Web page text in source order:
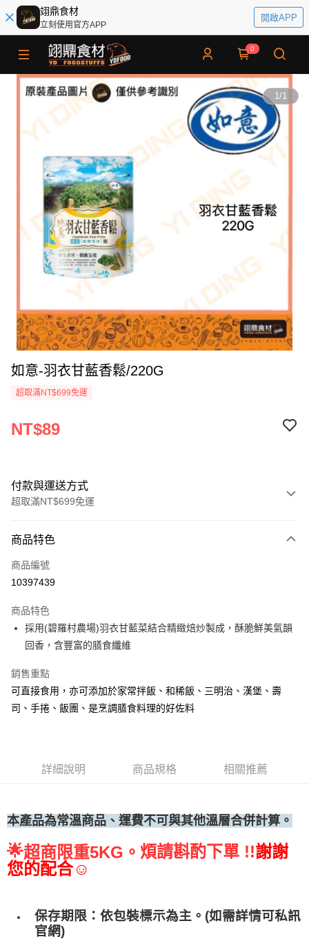
翊鼎食材
立刻使用官方APP
開啟APP
0
1/1
如意-羽衣甘藍香鬆/220G
超取滿NT$699免運
NT$89
付款與運送方式
超取滿NT$699免運
信用卡一次付款
Apple Pay
運送方式
• 付款後全家取貨
每筆NT$60，滿NT$699(含以上)免運費
• 付款後7-11取貨
每筆NT$60，滿NT$699(含以上)免運費
商品特色
商品編號
10397439
商品特色
採用(碧羅村農場)羽衣甘藍菜結合精緻焙炒製成，酥脆鮮美氣韻
回香，含豐富的膳食纖維
銷售重點
可直接食用，亦可添加於家常拌飯、和稀飯、三明治、漢堡、壽
司、手捲、飯團、是烹調膳食料理的好佐料
詳細說明 商品規格 相關推薦
本產品為常溫商品、運費不可與其他溫層合併計算。
🌟超商限重5KG。 煩請斟酌下單 !!謝謝
您的配合☺
保存期限：依包裝標示為主。(如需詳情可私訊
官網)